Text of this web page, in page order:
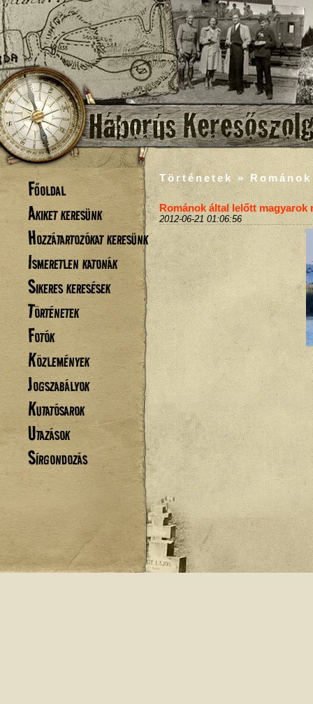
Főoldal
Akiket keresünk
Hozzátartozókat keresünk
Ismeretlen katonák
Sikeres keresések
Történetek
Fotók
Közlemények
Jogszabályok
Kutatósarok
Utazások
Sírgondozás
Történetek »
Románok által lelőtt magyarok
2012-06-21 01:06:56